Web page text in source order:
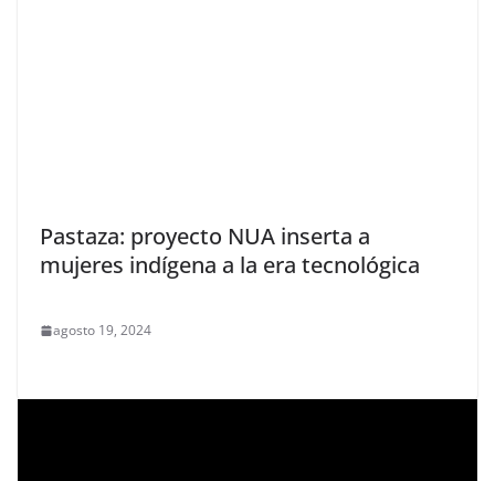
Pastaza: proyecto NUA inserta a
mujeres indígena a la era tecnológica
agosto 19, 2024